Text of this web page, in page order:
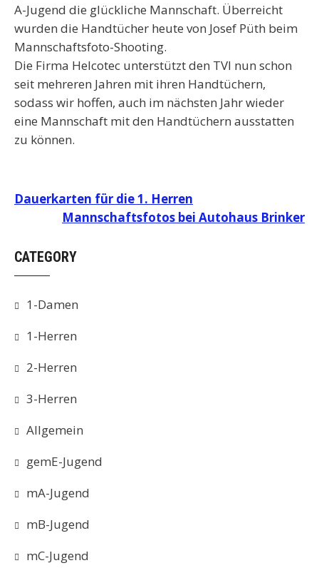
A-Jugend die glückliche Mannschaft. Überreicht
wurden die Handtücher heute von Josef Püth beim
Mannschaftsfoto-Shooting.
Die Firma Helcotec unterstützt den TVI nun schon
seit mehreren Jahren mit ihren Handtüchern,
sodass wir hoffen, auch im nächsten Jahr wieder
eine Mannschaft mit den Handtüchern ausstatten
zu können.
Beitragsnavigation
Dauerkarten für die 1. Herren
Mannschaftsfotos bei Autohaus Brinker
CATEGORY
1-Damen
1-Herren
2-Herren
3-Herren
Allgemein
gemE-Jugend
mA-Jugend
mB-Jugend
mC-Jugend